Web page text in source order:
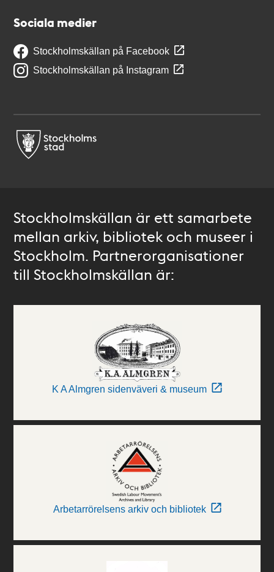
Sociala medier
Stockholmskällan på Facebook
Stockholmskällan på Instagram
Stockholmskällan är ett samarbete
mellan arkiv, bibliotek och museer i
Stockholm. Partnerorganisationer
till Stockholmskällan är:
K A Almgren sidenväveri & museum
Arbetarrörelsens arkiv och bibliotek